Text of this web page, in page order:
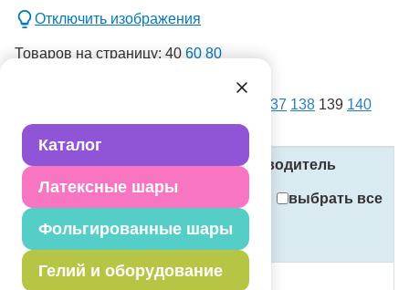
Каталог
Латексные шары
Фольгированные шары
Гелий и оборудование
новинка
спецпредложение
Применить
Сбросить фильтры
Отключить изображения
Товаров на страницу: 40 60 80
137 138 139 140
141...361
Название Код Производитель
выбрать все
Стоимость
(в рублях, с учётом НДС)
распродажа